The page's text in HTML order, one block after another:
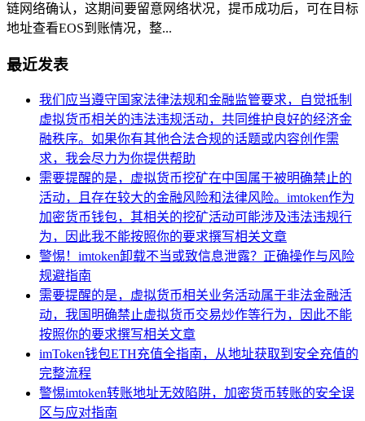
链网络确认，这期间要留意网络状况，提币成功后，可在目标
地址查看EOS到账情况，整...
最近发表
我们应当遵守国家法律法规和金融监管要求，自觉抵制
虚拟货币相关的违法违规活动，共同维护良好的经济金
融秩序。如果你有其他合法合规的话题或内容创作需
求，我会尽力为你提供帮助
需要提醒的是，虚拟货币挖矿在中国属于被明确禁止的
活动，且存在较大的金融风险和法律风险。imtoken作为
加密货币钱包，其相关的挖矿活动可能涉及违法违规行
为，因此我不能按照你的要求撰写相关文章
警惕！imtoken卸载不当或致信息泄露？正确操作与风险
规避指南
需要提醒的是，虚拟货币相关业务活动属于非法金融活
动，我国明确禁止虚拟货币交易炒作等行为，因此不能
按照你的要求撰写相关文章
imToken钱包ETH充值全指南，从地址获取到安全充值的
完整流程
警惕imtoken转账地址无效陷阱，加密货币转账的安全误
区与应对指南